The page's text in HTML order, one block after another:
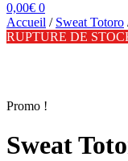
0,00€ 0
Accueil / Sweat Totoro
RUPTURE DE
Promo !
Sweat